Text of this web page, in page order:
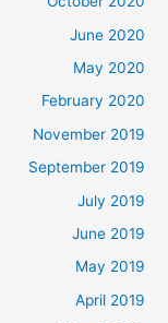
June 2020
May 2020
February 2020
November 2019
September 2019
July 2019
June 2019
May 2019
April 2019